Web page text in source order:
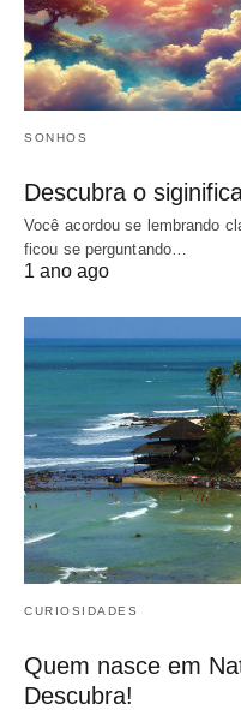
SONHOS
Descubra o
Você acordou se lembrando
ficou se perguntando…
1 ano ago
CURIOSIDADES
Quem nasce em
Descubra!